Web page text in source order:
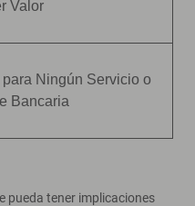
Valor
Ningún Servicio o
Bancaria
pueda tener implicaciones